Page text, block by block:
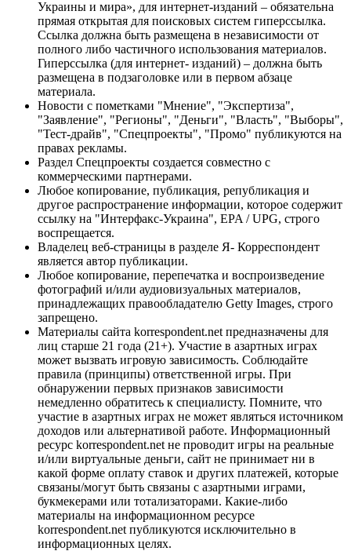
Украины и мира», для интернет-изданий – обязательна
прямая открытая для поисковых систем гиперссылка.
Ссылка должна быть размещена в независимости от
полного либо частичного использования материалов.
Гиперссылка (для интернет- изданий) – должна быть
размещена в подзаголовке или в первом абзаце
материала.
Новости с пометками "Мнение", "Экспертиза",
"Заявление", "Регионы", "Деньги", "Власть", "Выборы",
"Тест-драйв", "Спецпроекты", "Промо" публикуются на
правах рекламы.
Раздел Спецпроекты создается совместно с
коммерческими партнерами.
Любое копирование, публикация, републикация и
другое распространение информации, которое содержит
ссылку на "Интерфакс-Украина", EPA / UPG, строго
воспрещается.
Владелец веб-страницы в разделе Я- Корреспондент
является автор публикации.
Любое копирование, перепечатка и воспроизведение
фотографий и/или аудиовизуальных материалов,
принадлежащих правообладателю Getty Images, строго
запрещено.
Материалы сайта korrespondent.net предназначены для
лиц старше 21 года (21+). Участие в азартных играх
может вызвать игровую зависимость. Соблюдайте
правила (принципы) ответственной игры. При
обнаружении первых признаков зависимости
немедленно обратитесь к специалисту. Помните, что
участие в азартных играх не может являться источником
доходов или альтернативой работе. Информационный
ресурс korrespondent.net не проводит игры на реальные
и/или виртуальные деньги, сайт не принимает ни в
какой форме оплату ставок и других платежей, которые
связаны/могут быть связаны с азартными играми,
букмекерами или тотализаторами. Какие-либо
материалы на информационном ресурсе
korrespondent.net публикуются исключительно в
информационных целях.